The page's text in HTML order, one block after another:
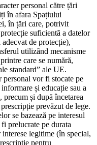
personal către țări
în afara Spațiului
în țări care, potrivit
suficientă a datelor
de protecție),
utilizând mecanisme
care se numără,
standard” ale UE.
personal vor fi stocate pe
și educație sau a
și după încetarea
prevăzut de lege.
se bazează pe interesul
prelucrate pe durata
interese legitime (în special,
pentru